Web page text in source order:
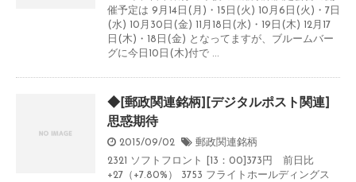
催予定は 9月14日(月)・15日(火) 10月6日(火)・7日
(水) 10月30日(金) 11月18日(水)・19日(木) 12月17
日(木)・18日(金) となってますが、ブルームバー
グに今日10日(木)付で ...
◆[郵政関連銘柄][デジタルポスト関連]
思惑期待
2015/09/02
郵政関連銘柄
2321 ソフトフロント [13：00]373円 前日比
+27（+7.80%） 3753 フライトホールディングス